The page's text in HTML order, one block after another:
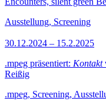
Ausstellung, Screening
30.12.2024 – 15.2.2025
.mpeg präsentiert: Kontakt
Reißig
.mpeg, Screening,